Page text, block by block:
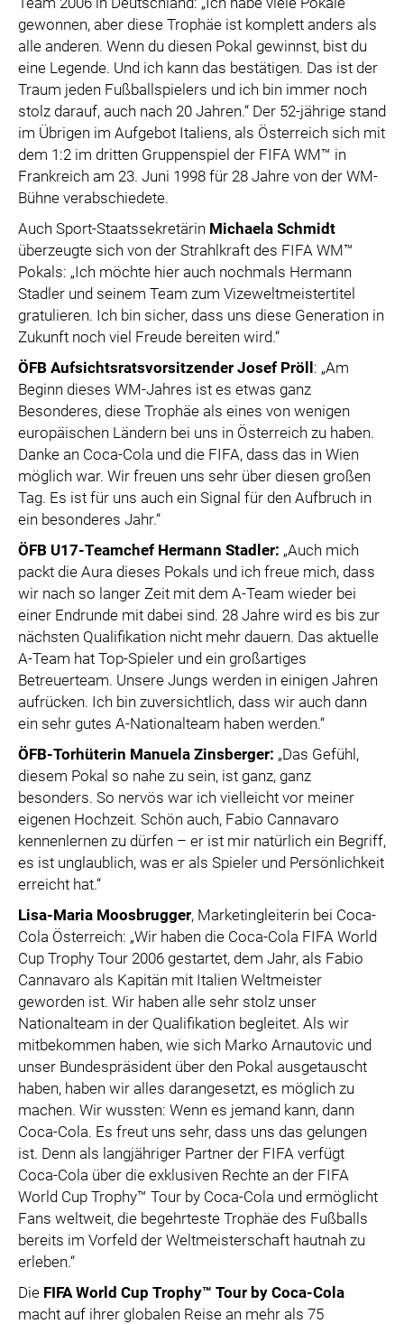
gewonnen, aber diese Trophäe ist komplett anders als
alle anderen. Wenn du diesen Pokal gewinnst, bist du
eine Legende. Und ich kann das bestätigen. Das ist der
Traum jeden Fußballspielers und ich bin immer noch
stolz darauf, auch nach 20 Jahren.“ Der 52-jährige stand
im Übrigen im Aufgebot Italiens, als Österreich sich mit
dem 1:2 im dritten Gruppenspiel der FIFA WM™ in
Frankreich am 23. Juni 1998 für 28 Jahre von der WM-
Bühne verabschiedete.
Auch Sport-Staatssekretärin Michaela Schmidt
überzeugte sich von der Strahlkraft des FIFA WM™
Pokals: „Ich möchte hier auch nochmals Hermann
Stadler und seinem Team zum Vizeweltmeistertitel
gratulieren. Ich bin sicher, dass uns diese Generation in
Zukunft noch viel Freude bereiten wird.“
ÖFB Aufsichtsratsvorsitzender Josef Pröll : „Am
Beginn dieses WM-Jahres ist es etwas ganz
Besonderes, diese Trophäe als eines von wenigen
europäischen Ländern bei uns in Österreich zu haben.
Danke an Coca-Cola und die FIFA, dass das in Wien
möglich war. Wir freuen uns sehr über diesen großen
Tag. Es ist für uns auch ein Signal für den Aufbruch in
ein besonderes Jahr.“
ÖFB U17-Teamchef Hermann Stadler: „Auch mich
packt die Aura dieses Pokals und ich freue mich, dass
wir nach so langer Zeit mit dem A-Team wieder bei
einer Endrunde mit dabei sind. 28 Jahre wird es bis zur
nächsten Qualifikation nicht mehr dauern. Das aktuelle
A-Team hat Top-Spieler und ein großartiges
Betreuerteam. Unsere Jungs werden in einigen Jahren
aufrücken. Ich bin zuversichtlich, dass wir auch dann
ein sehr gutes A-Nationalteam haben werden.“
ÖFB-Torhüterin Manuela Zinsberger: „Das Gefühl,
diesem Pokal so nahe zu sein, ist ganz, ganz
besonders. So nervös war ich vielleicht vor meiner
eigenen Hochzeit. Schön auch, Fabio Cannavaro
kennenlernen zu dürfen – er ist mir natürlich ein Begriff,
es ist unglaublich, was er als Spieler und Persönlichkeit
erreicht hat.“
Lisa-Maria Moosbrugger, Marketingleiterin bei Coca-
Cola Österreich: „Wir haben die Coca-Cola FIFA World
Cup Trophy Tour 2006 gestartet, dem Jahr, als Fabio
Cannavaro als Kapitän mit Italien Weltmeister
geworden ist. Wir haben alle sehr stolz unser
Nationalteam in der Qualifikation begleitet. Als wir
mitbekommen haben, wie sich Marko Arnautovic und
unser Bundespräsident über den Pokal ausgetauscht
haben, haben wir alles darangesetzt, es möglich zu
machen. Wir wussten: Wenn es jemand kann, dann
Coca-Cola. Es freut uns sehr, dass uns das gelungen
ist. Denn als langjähriger Partner der FIFA verfügt
Coca-Cola über die exklusiven Rechte an der FIFA
World Cup Trophy™ Tour by Coca-Cola und ermöglicht
Fans weltweit, die begehrteste Trophäe des Fußballs
bereits im Vorfeld der Weltmeisterschaft hautnah zu
erleben.“
Die FIFA World Cup Trophy™ Tour by Coca-Cola
macht auf ihrer globalen Reise an mehr als 75